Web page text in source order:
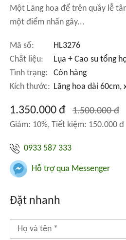
Một Lãng hoa để trên quầy lễ
một điểm nhấn gây...
Mã số:
HL3276
Chất liệu:
Lụa + Cao su tổng
Tình trạng:
Còn hàng
Kích thước: Lãng hoa dài 60cm,
1.350.000 đ 1.500.000 đ
Giảm: 10%, Tiết kiệm: 150.000 đ
0933 587 333
Hỗ trợ qua Messenger
Đặt nhanh